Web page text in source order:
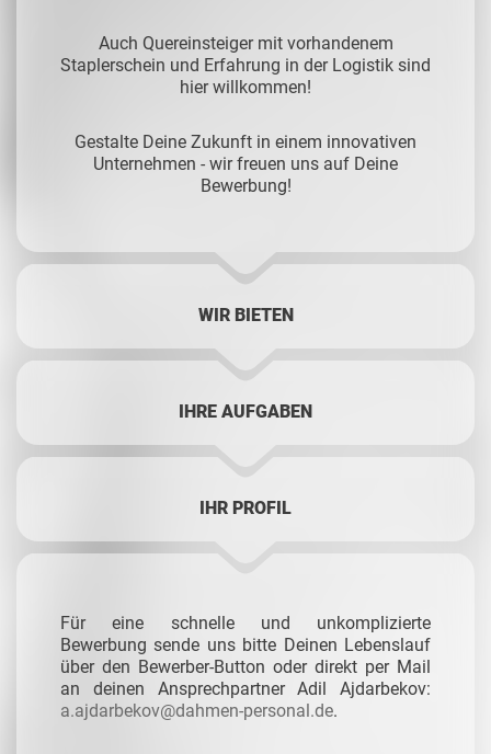
Auch Quereinsteiger mit vorhandenem
Staplerschein und Erfahrung in der Logistik sind
hier willkommen!
Gestalte Deine Zukunft in einem innovativen
Unternehmen - wir freuen uns auf Deine
Bewerbung!
WIR BIETEN
IHRE AUFGABEN
IHR PROFIL
Für eine schnelle und unkomplizierte
Bewerbung sende uns bitte Deinen Lebenslauf
über den Bewerber-Button oder direkt per Mail
an deinen AnsprechpartnerAdil Ajdarbekov:
a.ajdarbekov@dahmen-personal.de.